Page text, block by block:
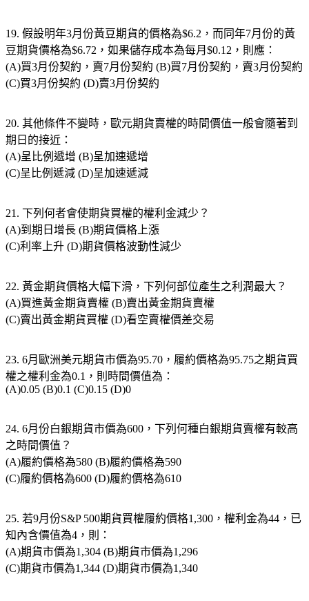
19. 假設明年3月份黃豆期貨的價格為$6.2，而同年7月份的黃
豆期貨價格為$6.72，如果儲存成本為每月$0.12，則應：
(A)買3月份契約，賣7月份契約 (B)買7月份契約，賣3月份契約
(C)買3月份契約 (D)賣3月份契約
20. 其他條件不變時，歐元期貨賣權的時間價值一般會隨著到
期日的接近：
(A)呈比例遞增 (B)呈加速遞增
(C)呈比例遞減 (D)呈加速遞減
21. 下列何者會使期貨買權的權利金減少？
(A)到期日增長 (B)期貨價格上漲
(C)利率上升 (D)期貨價格波動性減少
22. 黃金期貨價格大幅下滑，下列何部位產生之利潤最大？
(A)買進黃金期貨賣權 (B)賣出黃金期貨賣權
(C)賣出黃金期貨買權 (D)看空賣權價差交易
23. 6月歐洲美元期貨市價為95.70，履約價格為95.75之期貨買
權之權利金為0.1，則時間價值為：
(A)0.05 (B)0.1 (C)0.15 (D)0
24. 6月份白銀期貨市價為600，下列何種白銀期貨賣權有較高
之時間價值？
(A)履約價格為580 (B)履約價格為590
(C)履約價格為600 (D)履約價格為610
25. 若9月份S&P 500期貨買權履約價格1,300，權利金為44，已
知內含價值為4，則：
(A)期貨市價為1,304 (B)期貨市價為1,296
(C)期貨市價為1,344 (D)期貨市價為1,340